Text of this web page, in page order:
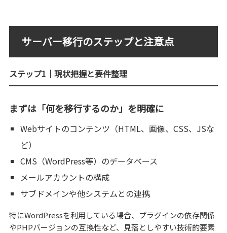
サーバー移行のステップと注意点
ステップ1｜現状把握と要件整理
まずは「何を移行するのか」を明確に
Webサイトのコンテンツ（HTML、画像、CSS、JSな
ど）
CMS（WordPress等）のデータベース
メールアカウントの構成
サブドメインや他システムとの連携
特にWordPressを利用している場合、プラグインの依存関係
やPHPバージョンの互換性など、見落としやすい技術的要素